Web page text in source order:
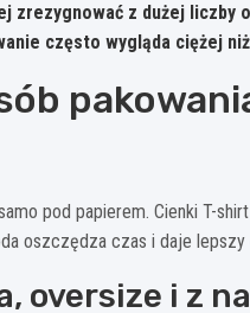
zrezygnować z dużej
często wygląda ciężej
pod papierem. Cienki T-
oszczędza czas i daje
oversize i z